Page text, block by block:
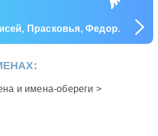
Прасковья, Федор.
и имена-обереги >